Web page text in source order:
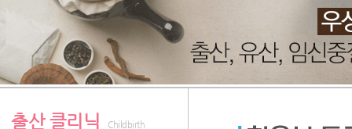
출산 클리닉 Childbirth